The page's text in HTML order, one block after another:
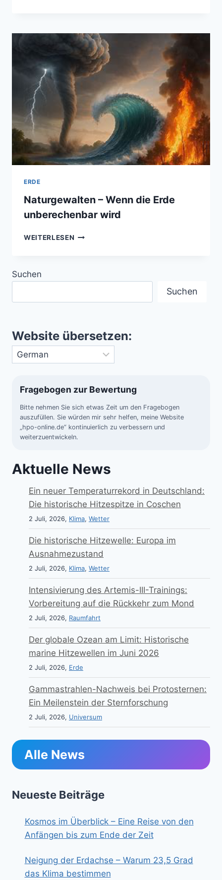
DER
NATUR
BEWEGUNG
ERDE
Naturgewalten – Wenn die Erde
unberechenbar wird
WEITERLESEN NATURGEWALTEN
Suchen
Suchen
Website übersetzen:
Fragebogen zur Bewertung
Bitte nehmen Sie sich etwas Zeit um den Fragebogen
auszufüllen. Sie würden mir sehr helfen, meine Website
„hpo-online.de“ kontinuierlich zu verbessern und
weiterzuentwickeln.
Aktuelle News
Ein neuer Temperaturrekord in Deutschland:
Die historische Hitzespitze in Coschen
2 Juli, 2026, Klima, Wetter
Die historische Hitzewelle: Europa im
Ausnahmezustand
2 Juli, 2026, Klima, Wetter
Intensivierung des Artemis-III-Trainings:
Vorbereitung auf die Rückkehr zum Mond
2 Juli, 2026, Raumfahrt
Der globale Ozean am Limit: Historische
marine Hitzewellen im Juni 2026
2 Juli, 2026, Erde
Gammastrahlen-Nachweis bei Protosternen:
Ein Meilenstein der Sternforschung
2 Juli, 2026, Universum
Alle News
Neueste Beiträge
Kosmos im Überblick – Eine Reise von den
Anfängen bis zum Ende der Zeit
Neigung der Erdachse – Warum 23,5 Grad
das Klima bestimmen